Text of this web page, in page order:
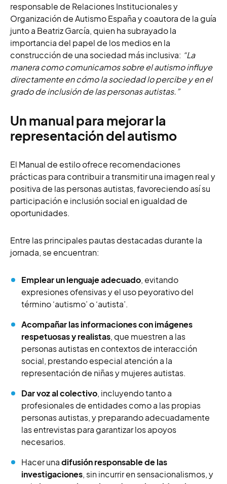
responsable de Relaciones Institucionales y
Organización de Autismo España y coautora de la guía
junto a Beatriz García, quien ha subrayado la
importancia del papel de los medios en la
construcción de una sociedad más inclusiva: “La
manera como comunicamos sobre el autismo influye
directamente en cómo la sociedad lo percibe y en el
grado de inclusión de las personas autistas.”
Un manual para mejorar la
representación del autismo
El Manual de estilo ofrece recomendaciones
prácticas para contribuir a transmitir una imagen real y
positiva de las personas autistas, favoreciendo así su
participación e inclusión social en igualdad de
oportunidades.
Entre las principales pautas destacadas durante la
jornada, se encuentran:
Emplear un lenguaje adecuado, evitando
expresiones ofensivas y el uso peyorativo del
término ‘autismo’ o ‘autista’.
Acompañar las informaciones con imágenes
respetuosas y realistas, que muestren a las
personas autistas en contextos de interacción
social, prestando especial atención a la
representación de niñas y mujeres autistas.
Dar voz al colectivo, incluyendo tanto a
profesionales de entidades como a las propias
personas autistas, y preparando adecuadamente
las entrevistas para garantizar los apoyos
necesarios.
Hacer unadifusión responsable de las
investigaciones, sin incurrir en sensacionalismos, y